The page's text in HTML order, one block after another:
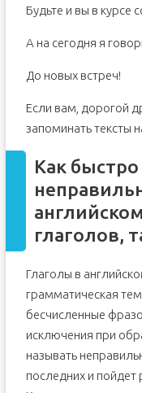
Будьте и вы в курсе
А на сегодня я
До новых встреч!
Если вам, дорогой
запоминать тексты
Как
глаголов,
Глаголы в
грамматическая
бесчисленные
исключения при
называть
последних и